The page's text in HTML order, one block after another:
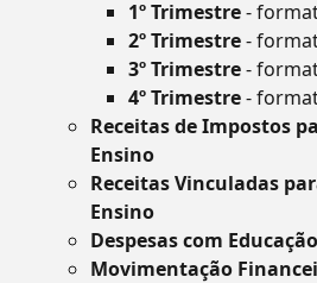
1º Trimestre-
2º Trimestre-
3º Trimestre-
4º Trimestre-
Receitas de Impostos
Ensino
Receitas Vinculadas
Ensino
Despesas com Educação
Movimentação